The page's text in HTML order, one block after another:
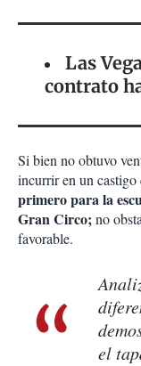
Las
contrato
Si bien no obtuvo
incurrir en un
primero para la
Gran Circo;no
favorable.
el